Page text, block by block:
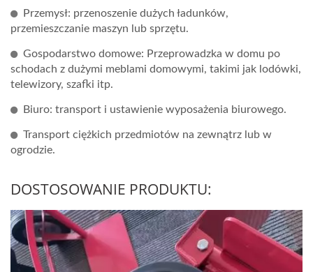
Przemysł: przenoszenie dużych ładunków,
przemieszczanie maszyn lub sprzętu.
Gospodarstwo domowe: Przeprowadzka w domu po
schodach z dużymi meblami domowymi, takimi jak lodówki,
telewizory, szafki itp.
Biuro: transport i ustawienie wyposażenia biurowego.
Transport ciężkich przedmiotów na zewnątrz lub w
ogrodzie.
DOSTOSOWANIE PRODUKTU: